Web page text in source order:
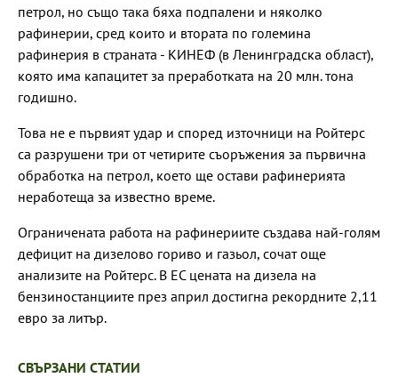
петрол, но също така бяха подпалени и няколко
рафинерии, сред които и втората по големина
рафинерия в страната - КИНЕФ (в Ленинградска област),
която има капацитет за преработката на 20 млн. тона
годишно.
Това не е първият удар и според източници на Ройтерс
са разрушени три от четирите съоръжения за първична
обработка на петрол, което ще остави рафинерията
неработеща за известно време.
Ограничената работа на рафинериите създава най-голям
дефицит на дизелово гориво и газьол, сочат още
анализите на Ройтерс. В ЕС цената на дизела на
бензиностанциите през април достигна рекордните 2,11
евро за литър.
СВЪРЗАНИ СТАТИИ